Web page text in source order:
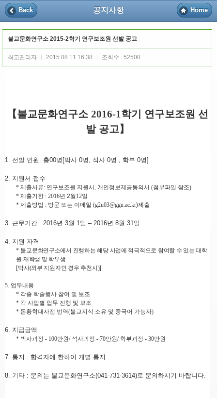
Back 공지사항 Home
불교문화연구소 2015-2학기 연구보조원 선발 공고
최고관리자 2015.08.11 16:38 조회수 : 52500
【불교문화연구소 2016-1학기 연구보조원 선
발 공고】
1. 선발 인원 : 총00명 [박사 0명 , 석사 0명 , 학부 0명]
2. 지원서 접수
*제출서류: 연구보조원 지원서,개인정보제공동의서(첨부파일 참조)
*제출기한 : 2016년 2월 12일
*제출방법 : 방문 또는 이메일(g2u03@ggu.ac.kr)제출
3. 근무기간 : 2016년 3월 1일 – 2016년 8월 31일
4. 지원 자격
* 불교문화연구소에서 진행하는 해당 사업에 적극적으로 참여할 수 있는 대학
원 재학생 및 학부생
[박사(외부 지원자인 경우 추천시 )]
5. 업무내용
* 각종 학술행사 참여 및 보조
* 각 사업별 업무 진행 및 보조
* 돈황학대사전 번역(불교지식 소유 및 중국어 가능자)
6. 지급금액
* 박사과정- 100만원/석사과정- 70만원/ 학부과정- 30만원
7. 통지 : 합격자에 한하여 개별 통지
8. 기타 : 문의는 불교문화연구소(041-731-3614)로 문의하시기 바랍니다.